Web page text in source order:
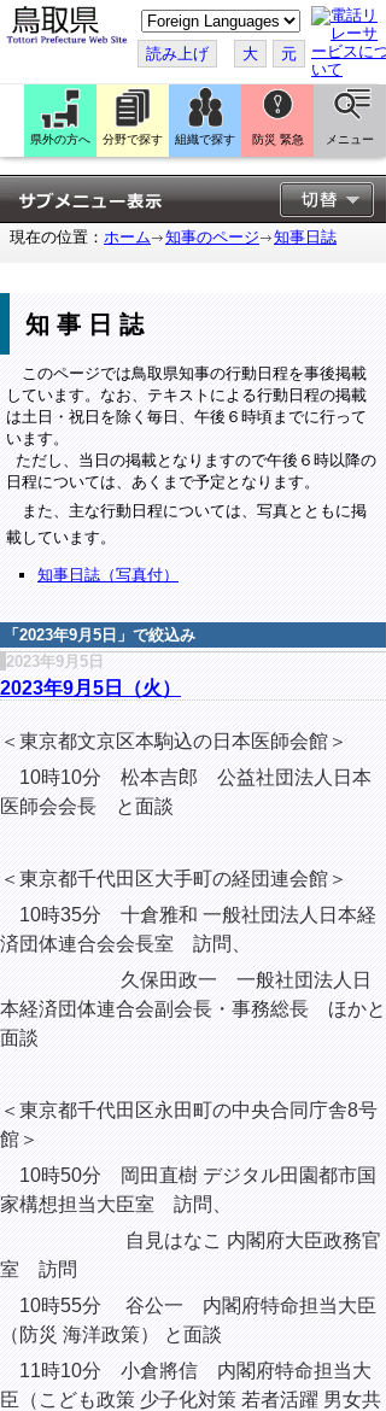
こ
の
ペ
ー
ジ
翻
訳
す
る
読み上げ 大 元
県外の方へ 分野で探す 組織で探す 防災 緊急 メニュー
現在の位置： ホーム 知事のページ 知事日誌
知事日誌
このページでは鳥取県知事の行動日程を事後掲載
しています。なお、テキストによる行動日程の掲載
は土日・祝日を除く毎日、午後６時頃までに行って
います。
ただし、当日の掲載となりますので午後６時以降の
日程については、あくまで予定となります。
また、主な行動日程については、写真とともに掲
載しています。
知事日誌（写真付）
「 2023年9月5日 」で絞込み
2023年9月5日
2023年9月5日（火）
＜東京都文京区本駒込の日本医師会館＞
10時10分 松本吉郎 公益社団法人日本
医師会会長 と面談
＜東京都千代田区大手町の経団連会館＞
10時35分 十倉雅和 一般社団法人日本経
済団体連合会会長室 訪問、
久保田政一 一般社団法人日
本経済団体連合会副会長・事務総長 ほかと
面談
＜東京都千代田区永田町の中央合同庁舎8号
館＞
10時50分 岡田直樹 デジタル田園都市国
家構想担当大臣室 訪問、
自見はなこ 内閣府大臣政務官
室 訪問
10時55分 谷公一 内閣府特命担当大臣
（防災 海洋政策） と面談
11時10分 小倉將信 内閣府特命担当大
臣（こども政策 少子化対策 若者活躍 男女共